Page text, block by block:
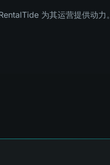
为其运营提供动力。